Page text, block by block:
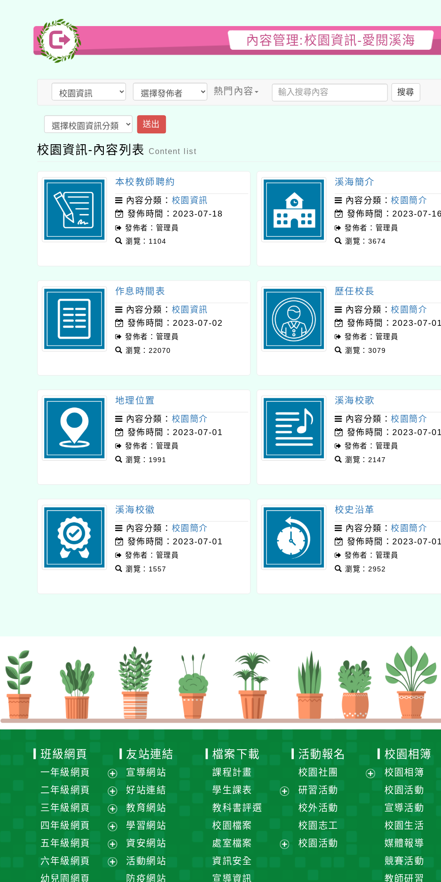
內容管理:校園資訊-愛閱溪海
熱門內容 搜尋
送出
校園資訊-內容列表 Content list
本校教師聘約
內容分類： 校園資訊
發佈時間：2023-07-18
發佈者：管理員
瀏覽：1104
溪海簡介
內容分類：校園簡介
發佈時間：2023-07-
發佈者：管理員
瀏覽：3674
作息時間表
內容分類： 校園資訊
發佈時間：2023-07-02
發佈者：管理員
瀏覽：22070
歷任校長
內容分類：校園簡介
發佈時間：2023-07-
發佈者：管理員
瀏覽：3079
地理位置
內容分類： 校園簡介
發佈時間：2023-07-01
發佈者：管理員
瀏覽：1991
溪海校歌
內容分類：校園簡介
發佈時間：2023-07-
發佈者：管理員
瀏覽：2147
溪海校徽
內容分類： 校園簡介
發佈時間：2023-07-01
發佈者：管理員
瀏覽：1557
校史沿革
內容分類：校園簡介
發佈時間：2023-07-
發佈者：管理員
瀏覽：2952
班級網頁
一年級網頁
展
選
單
二年級網頁
展
選
單
三年級網頁
展
開
選
單
四年級網頁
展
開
選
五年級網頁
展
開
六年級網頁
幼兒園網頁
友站連結
宣導網站
好站連結
教育網站
學習網站
資安網站
活動網站
防疫網站
檔案下載
課程計畫
學生課表
單
教科書評選
校園檔案
處室檔案
資訊安全
宣導資訊
活動報名
校園社團
研習活動
校外活動
校園志工
校園活動
校園相簿
校園相簿
校園活動
宣導活動
校園生活
媒體報導
競賽活動
教師研習